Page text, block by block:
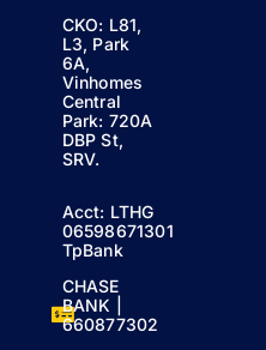
CKO: L81,
L3, Park
6A,
Vinhomes
Central
Park: 720A
DBP St,
SRV.
Acct: LTHG
06598671301
TpBank
CHASE
BANK |
660877302